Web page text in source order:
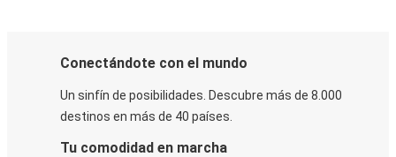
Conectándote con el mundo
Un sinfín de posibilidades. Descubre más de 8.000
destinos en más de 40 países.
Tu comodidad en marcha